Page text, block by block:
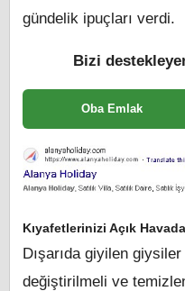
gündelik ipuçları verdi.
Bizi
Oba Emlak
Kıyafetlerinizi Açık
Dışarıda giyilen
değiştirilmeli ve